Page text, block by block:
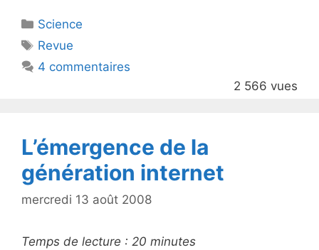
er e
o
Catégories
Science
Étiquettes
Revue
4 commentaires
2 566 vues
L’émergence de la
génération internet
mercredi 13 août 2008
Temps de lecture : 20 minutes